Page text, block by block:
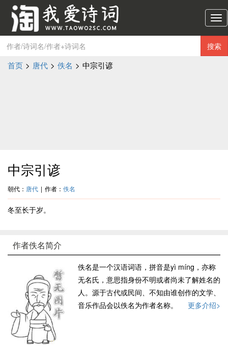
淘
我
爱
诗
搜索
首页 > 唐代 > 佚名 > 中宗引谚
中宗引谚
朝代： 唐代 | 作者： 佚名
冬至长于岁。
作者佚名简介
佚名是一个汉语词语，拼音是yì míng，亦称
无名氏，意思指身份不明或者尚未了解姓名的
人。源于古代或民间、不知由谁创作的文学、
音乐作品会以佚名为作者名称。
更多介绍>